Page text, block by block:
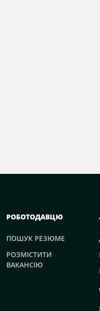
РОБОТОДАВЦЮ
ПОШУК РЕЗЮМЕ
РОЗМІСТИТИ
ВАКАНСІЮ